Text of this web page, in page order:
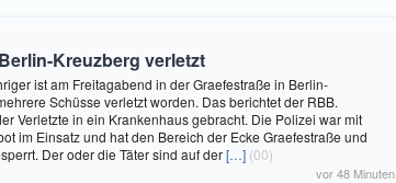
Kreuzberg verletzt
ist am Freitagabend in der Graefestraße in Berlin-
Schüsse verletzt worden. Das berichtet der RBB.
Verletzte in ein Krankenhaus gebracht. Die Polizei war mit
im Einsatz und hat den Bereich der Ecke Graefestraße und
Der oder die Täter sind auf der[…] (00)
vor 48 Minuten